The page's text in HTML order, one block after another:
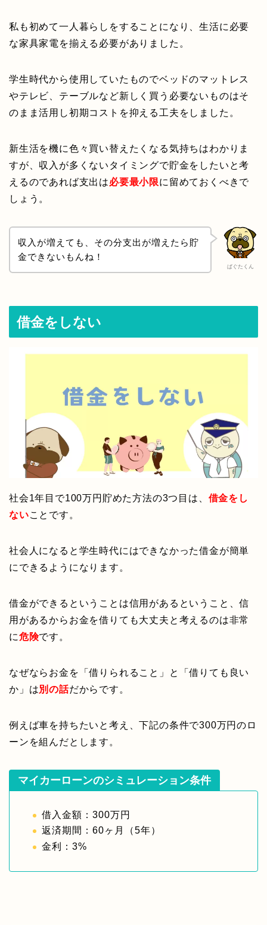
私も初めて一人暮らしをすることになり、生活に必要
な家具家電を揃える必要がありました。
学生時代から使用していたものでベッドのマットレス
やテレビ、テーブルなど新しく買う必要ないものはそ
のまま活用し初期コストを抑える工夫をしました。
新生活を機に色々買い替えたくなる気持ちはわかりま
すが、収入が多くないタイミングで貯金をしたいと考
えるのであれば支出は必要最小限に留めておくべきで
しょう。
ぱぐたくん
収入が増えても、その分支出が増えたら貯
金できないもんね！
借金をしない
社会1年目で100万円貯めた方法の3つ目は、 借金をし
ないことです。
社会人になると学生時代にはできなかった借金が簡単
にできるようになります。
借金ができるということは信用があるということ、信
用があるからお金を借りても大丈夫と考えるのは非常
に危険です。
なぜならお金を「借りられること」と「借りても良い
か」は別の話だからです。
例えば車を持ちたいと考え、下記の条件で300万円のロ
ーンを組んだとします。
マイカーローンのシミュレーション条件
借入金額：300万円
返済期間：60ヶ月（5年）
金利：3%